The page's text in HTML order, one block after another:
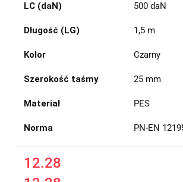
LC (daN) 500 daN
Długość (LG) 1,5 m
Kolor Czarny
Szerokość taśmy 25 mm
Materiał PES
Norma PN-EN
12.28